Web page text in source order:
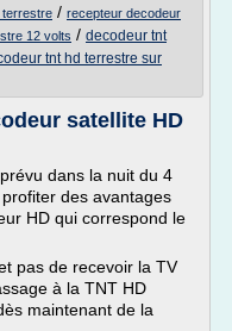
terrestre / recepteur decodeur
12 volts / decodeur tnt
tnt hd terrestre sur
satellite HD
dans la nuit du 4
des avantages
HD qui correspond le
pas de recevoir la TV
à la TNT HD
maintenant de la